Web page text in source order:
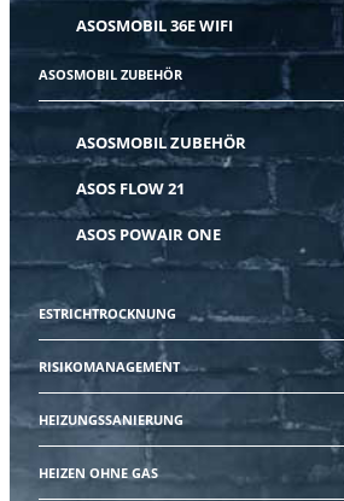
ASOSMOBIL 36E WIFI
ASOSMOBIL ZUBEHÖR
ASOSMOBIL ZUBEHÖR
ASOS FLOW 21
ASOS POWAIR ONE
ESTRICHTROCKNUNG
RISIKOMANAGEMENT
HEIZUNGSSANIERUNG
HEIZEN OHNE GAS